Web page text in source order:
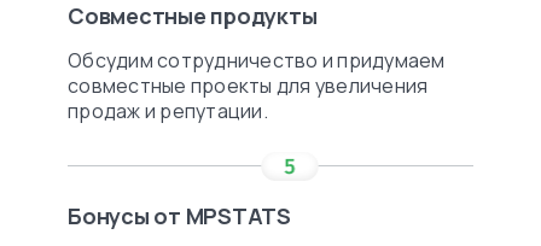
Совместные продукты
Обсудим сотрудничество и придумаем
совместные проекты для увеличения
продаж и репутации.
Бонусы от MPSTATS